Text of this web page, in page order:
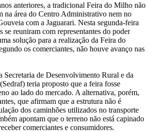
anteriores, a tradicional Feira do Milho não
na área do Centro Administrativo nem no
com a Jaguarari. Nesta segunda-feira
se reuniram com representantes do poder
solução para a realização da Feira do
os comerciantes, não houve avanço nas
Secretaria de Desenvolvimento Rural e da
teria proposto que a feira fosse
ao lado do mercado. A alternativa, porém,
que afirmam que a estrutura não é
dos caminhões utilizados no transporte
apontam que o terreno não está capinado
comerciantes e consumidores.